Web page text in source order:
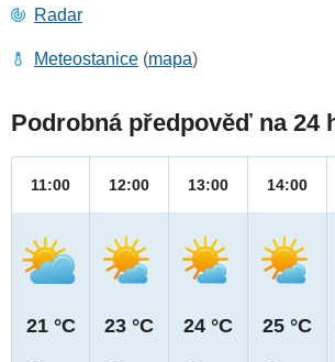
Radar
Meteostanice (mapa)
Podrobná předpověď na 24
11:00
21 °C
12:00
23 °C
13:00
24 °C
14:00
25 °C